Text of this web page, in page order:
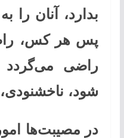
بدارد، آنان را
پس هر کس،
راضی
شود،
در مصیبت‌ها